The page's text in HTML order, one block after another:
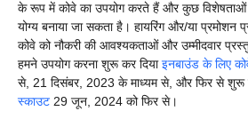
के रूप में कोवे का उपयोग करते हैं और कुछ
योग्य बनाया जा सकता है। हायरिंग और/या
कोवे को नौकरी की आवश्यकताओं और उम्मीदवार
हमने उपयोग करना शुरू कर दियाइनबाउंड के लिए
से, 21 दिसंबर, 2023 के माध्यम से, और फिर से शुरू
स्काउट 29 जून, 2024 को फिर से।